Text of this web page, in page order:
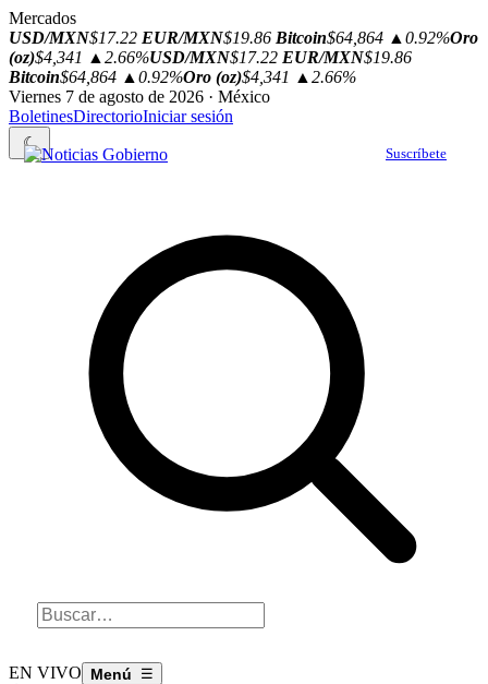
Mercados
USD/MXN$17.22 EUR/MXN$19.86 Bitcoin$64,864 ▲0.92%Oro
(oz)$4,341 ▲2.66%USD/MXN$17.22 EUR/MXN$19.86
Bitcoin$64,864 ▲0.92%Oro (oz)$4,341 ▲2.66%
Viernes 7 de agosto de 2026 · México
BoletinesDirectorioIniciar sesión
☾
Suscríbete
EN VIVO ☰